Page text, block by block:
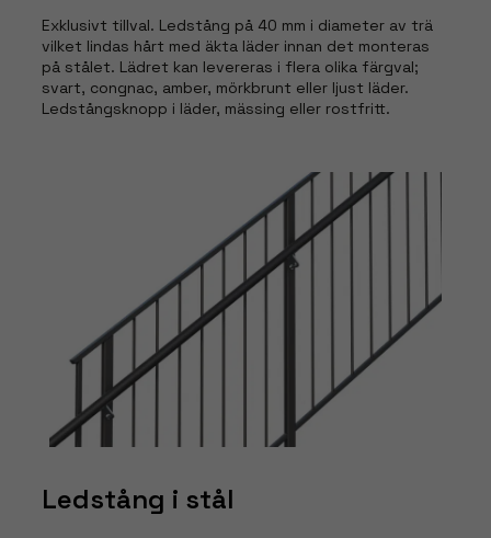
Exklusivt tillval. Ledstång på 40 mm i diameter av trä
vilket lindas hårt med äkta läder innan det monteras
på stålet. Lädret kan levereras i flera olika färgval;
svart, congnac, amber, mörkbrunt eller ljust läder.
Ledstångsknopp i läder, mässing eller rostfritt.
Ledstång i stål